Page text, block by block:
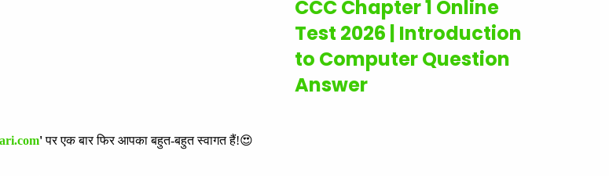
'पर एक बार फिर आपका बहुत-बहुत स्वागत हैं!😍
CCC Chapter 1 Online
Test 2026 | Introduction
to Computer Question
Answer